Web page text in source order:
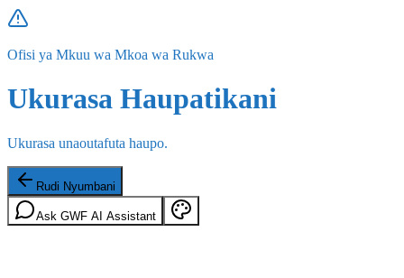
Ofisi ya Mkuu wa Mkoa wa Rukwa
Ukurasa Haupatikani
Ukurasa unaoutafuta haupo.
Rudi Nyumbani
Ask GWF AI Assistant